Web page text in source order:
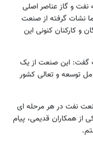
نفت و گاز عناصر اصلی
نشات گرفته از صنعت
و کارکنان کنونی این
گفت: این صنعت از یک
توسعه و تعالی کشور
نفت در هر مرحله ای
از همکاران قدیمی، پیام